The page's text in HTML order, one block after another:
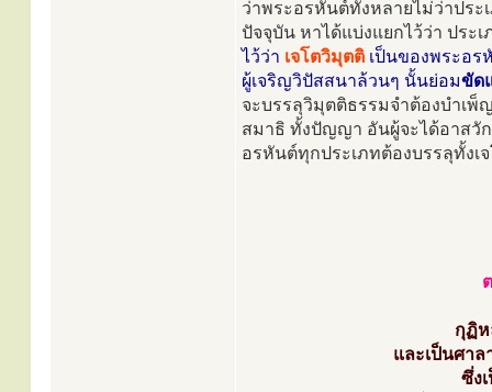
ว่าพระอรหันต์ทั้งหลายไม่ว่าปร
ปัจจุบัน หาได้แบ่งแยกไว้ว่า ปร
ไว้ว่า เจโตวิมุตติ เป็นของพระอ
ผู้เจริญวิปัสสนาล้วนๆ นั้นย่อมขัด
จะบรรลุวิมุตติธรรมจำต้องบำเ
สมาธิ ทั้งปัญญา อันผู้จะได้อาสวั
อรหันต์ทุกประเภทต้องบรรลุทั้ง
กุฏิห
และเป็นศา
ซึ่ง